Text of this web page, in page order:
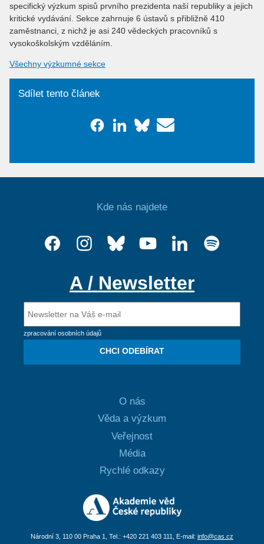
specifický výzkum spisů prvního prezidenta naší republiky a jejich
kritické vydávání. Sekce zahrnuje 6 ústavů s přibližně 410
zaměstnanci, z nichž je asi 240 vědeckých pracovníků s
vysokoškolským vzděláním.
Všechny výzkumné sekce
Sdílet tento článek
Kde nás najdete
A / Newsletter
zpracování osobních údajů
CHCI ODEBÍRAT
O nás
Věda a výzkum
Veřejnost
Média
Rychlé odkazy
Národní 3, 110 00 Praha 1, Tel.: +420 221 403 111, E-mail: info@cas.cz